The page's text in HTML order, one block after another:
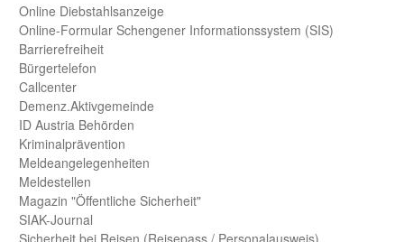
Online Diebstahls­anzeige
Online-Formular Schengener Informationssystem (SIS)
Barriere­freiheit
Bürger­telefon
Call­center
Demenz.Aktiv­gemeinde
ID Austria Behörden
Kriminal­prävention
Melde­an­ge­le­gen­heiten
Meld­estellen
Magazin "Öffentliche Sicherheit"
SIAK-Journal
Sicherheit bei Reisen (Reise­pass / Personal­ausweis)